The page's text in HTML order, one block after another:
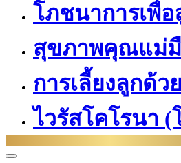
โภชนาการเพื่อ
สุขภาพคุณแม่
การเลี้ยงลูกด้
ไวรัสโคโรนา (